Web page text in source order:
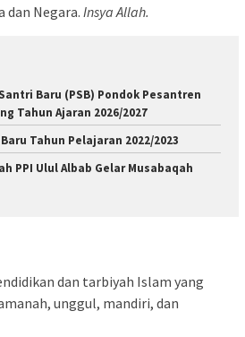
dan Negara. Insya Allah.
Baru (PSB) Pondok Pesantren
Tahun Ajaran 2026/2027
Tahun Pelajaran 2022/2023
PPI Ulul Albab Gelar Musabaqah
dan tarbiyah Islam yang
unggul, mandiri, dan